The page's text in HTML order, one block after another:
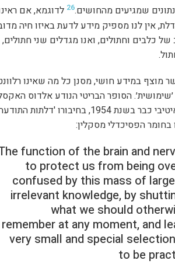
שמגיעים מהחושים.26 לדוגמא, אם
אין לנו מספיק מידע לדעת באיזו חיה
של כלבים וחתולים, ואנו מגדלים שני חתולים,
מוצף במידע חושי, מסנן כל מה שאינו
הסופר הבריטי הנודע אלדוס
תיאר זאת באופן אינטואיטיבי כבר בשנת 1954, בחיבורו 'דלתות
בחומר הפסיכדלי מסקלין:
function of the brain and
to protect us from being
confused by this mass of
irrelevant knowledge, by
what we should
remember at any moment, and
very small and special
to be